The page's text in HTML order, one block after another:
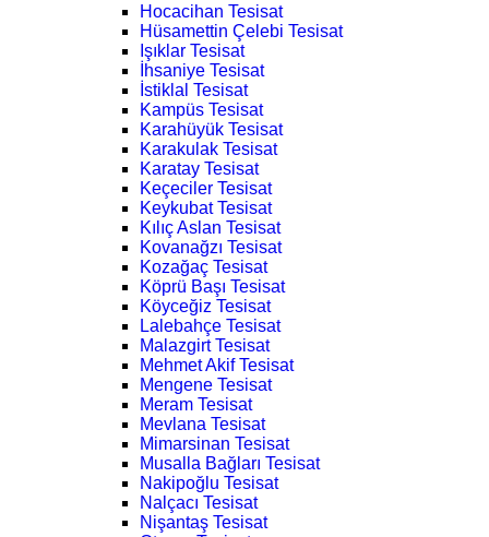
Hocacihan Tesisat
Hüsamettin Çelebi Tesisat
Işıklar Tesisat
İhsaniye Tesisat
İstiklal Tesisat
Kampüs Tesisat
Karahüyük Tesisat
Karakulak Tesisat
Karatay Tesisat
Keçeciler Tesisat
Keykubat Tesisat
Kılıç Aslan Tesisat
Kovanağzı Tesisat
Kozağaç Tesisat
Köprü Başı Tesisat
Köyceğiz Tesisat
Lalebahçe Tesisat
Malazgirt Tesisat
Mehmet Akif Tesisat
Mengene Tesisat
Meram Tesisat
Mevlana Tesisat
Mimarsinan Tesisat
Musalla Bağları Tesisat
Nakipoğlu Tesisat
Nalçacı Tesisat
Nişantaş Tesisat